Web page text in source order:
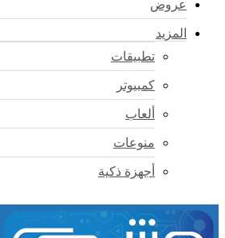
عروض
المزيد
تطبيقات
كمبيوتر
ألعاب
منوعات
أجهزة ذكية